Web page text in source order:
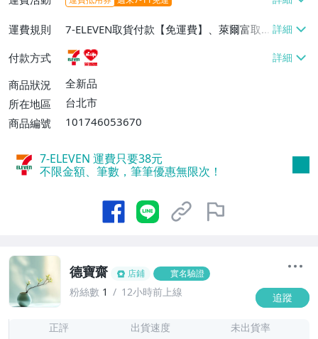
運費規則
7-ELEVEN取貨付款【免運費】、萊爾富取
貨付款【免運費】
付款方式
商品狀況
全新品
所在地區
台北市
商品編號
101746053670
7-ELEVEN 運費只要38元
不限金額、筆數，筆筆優惠無限次！
德寶齋 店鋪 實名驗證
粉絲數 1 12小時前上線 追蹤
正評 出貨速度 未出貨率